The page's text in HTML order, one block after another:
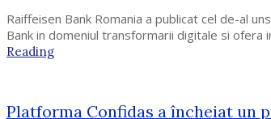
Raiffeisen Bank Romania a publicat cel de-al
Bank in domeniul transformarii digitale si
Reading
Platforma Confidas a încheiat un